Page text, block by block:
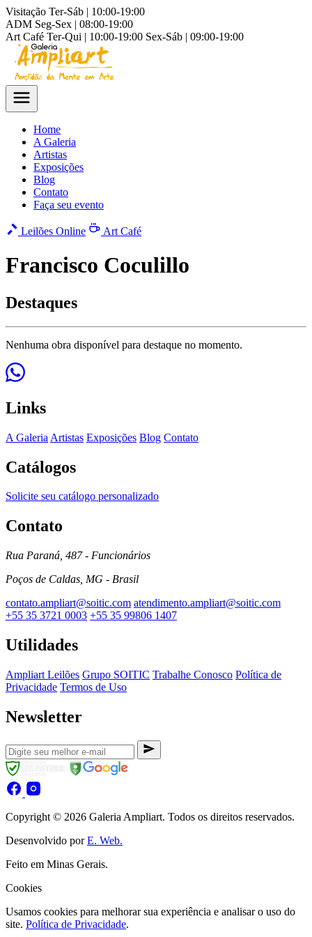
Visitação Ter-Sáb | 10:00-19:00
ADM Seg-Sex | 08:00-19:00
Art Café Ter-Qui | 10:00-19:00 Sex-Sáb | 09:00-19:00
Home
A Galeria
Artistas
Exposições
Blog
Contato
Faça seu evento
Leilões Online Art Café
Francisco Coculillo
Destaques
Nenhuma obra disponível para destaque no momento.
Links
A Galeria Artistas Exposições Blog Contato
Catálogos
Solicite seu catálogo personalizado
Contato
Rua Paraná, 487 - Funcionários
Poços de Caldas, MG - Brasil
contato.ampliart@soitic.com atendimento.ampliart@soitic.com
+55 35 3721 0003 +55 35 99806 1407
Utilidades
Ampliart Leilões Grupo SOITIC Trabalhe Conosco Política de
Privacidade Termos de Uso
Newsletter
Copyright © 2026 Galeria Ampliart. Todos os direitos reservados.
Desenvolvido porE. Web.
Feito em Minas Gerais.
Cookies
Usamos cookies para melhorar sua experiência e analisar o uso do
site. Política de Privacidade.